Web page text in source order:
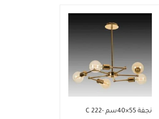
نجفة 55×40سم -C 222